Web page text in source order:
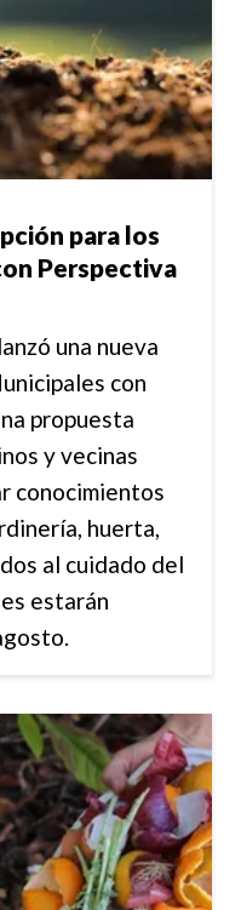
para los
Perspectiva
una nueva
con
propuesta
y vecinas
conocimientos
huerta,
al cuidado del
estarán